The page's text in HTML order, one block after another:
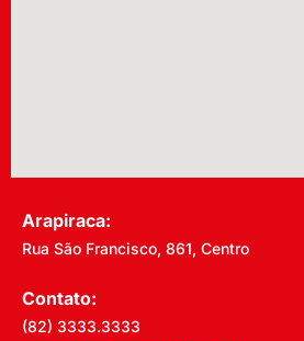
Arapiraca:
Rua São Francisco, 861, Centro
Contato:
(82) 3333.3333